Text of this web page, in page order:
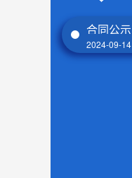
合同公示
2024-09-14